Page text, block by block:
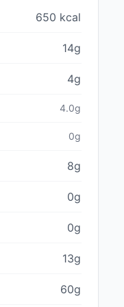
650 kcal
14g
4g
4.0g
0g
8g
0g
0g
13g
60g